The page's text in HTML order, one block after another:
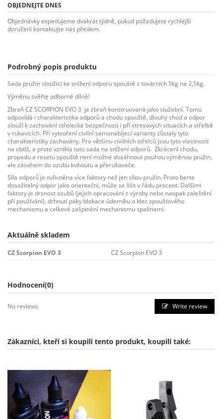
OBJEDNEJTE DNES
Objednávky expedujeme dvakrát týdně, pokud požadujete rychlejší
doručení kontaktujte nás předem.
Podrobný popis produktu
Sada pružin sloužící ke snížení odporu spouště z továrních 5kg na 2,5kg.
Výměnu svěřte odborné dílně!
Zbraň CZ SCORPION EVO 3 je zbraň konstruovaná jako služební. Tomu
odpovídá i charakteristika odporů a chodu spouště, dlouhý chod a odpor
slouží k zachování střelecké bezpečnosti i při stresových situacích a střelbě
v rukavicích. Při vytvoření civilní samonabíjecí varianty zůstaly tyto
charakteristiky zachovány. Pro většinu civilních střelců jsou tyto vlastnosti
na obtíž, a proto vznikla tato sada na snížení odporů. Zkrácení chodu,
propadu a resetu spouště není možné dosáhnout pouhou výměnou pružin,
ale zásahem do ozubu kohoutu a přerušovače.
Síla odporů je ovlivněna více faktory než jen sílou pružin. Proto berte
dosažitelný odpor jako orientační, může se lišit v řádu procent. Dalšími
faktory je drsnost ozubů (jejich opracování z výroby nebo naopak zaleštění
při používání), drhnutí páky blokace úderníku o klec spoušťového
mechanismu a celkové zašpinění mechanismu spalinami.
Aktuálně skladem
CZ Scorpion EVO 3 CZ Scorpion EVO 3
Hodnocení(0)
No reviews Write review
Zákazníci, kteří si koupili tento produkt, koupili také: